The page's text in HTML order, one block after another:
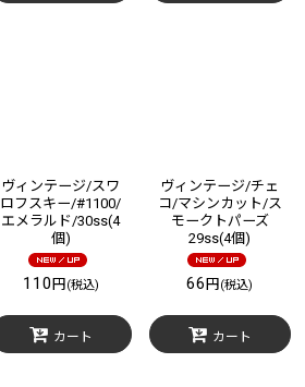
ヴィンテージ/スワ
ロフスキー/#1100/
エメラルド/30ss(4
個)
110 円 (税込)
カート
ヴィンテージ/チェ
コ/マシンカット/ス
モークトパーズ
29ss(4個)
66円 (税込)
カート